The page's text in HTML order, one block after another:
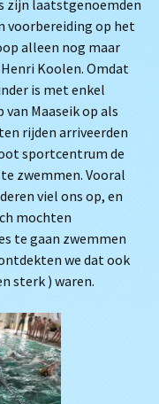
zijn laatstgenoemden
voorbereiding op het
alleen nog maar
Koolen. Omdat
is met enkel
Maaseik op als
rijden arriveerden
sportcentrum de
zwemmen. Vooral
viel ons op, en
mochten
te gaan zwemmen
we dat ook
sterk ) waren.